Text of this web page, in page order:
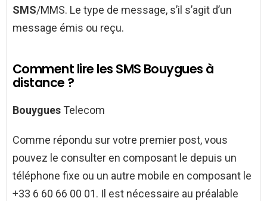
SMS/MMS. Le type de message, s’il s’agit d’un
message émis ou reçu.
Comment lire les SMS Bouygues à
distance ?
Bouygues Telecom
Comme répondu sur votre premier post, vous
pouvez le consulter en composant le depuis un
téléphone fixe ou un autre mobile en composant le
+33 6 60 66 00 01. Il est nécessaire au préalable